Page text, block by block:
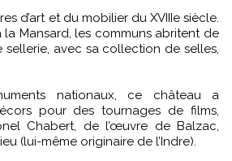
d’art et du mobilier du XVIIIe siècle.
Mansard, les communs abritent de
sellerie, avec sa collection de selles,
nationaux, ce château a
pour des tournages de films,
Chabert, de l’œuvre de Balzac,
(lui-même originaire de l’Indre).